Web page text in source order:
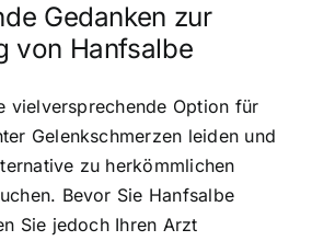
Gedanken zur
von Hanfsalbe
vielversprechende Option für
Gelenkschmerzen leiden und
zu herkömmlichen
Bevor Sie Hanfsalbe
Sie jedoch Ihren Arzt